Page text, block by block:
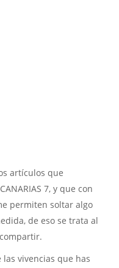
artículos que
7, y que con
permiten soltar algo
de eso se trata al
vivencias que has